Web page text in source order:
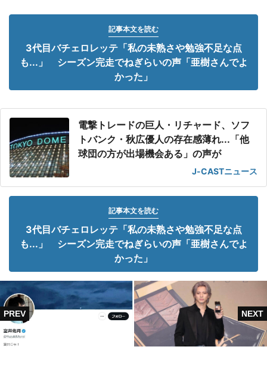
記事本文を読む
3代目バチェロレッテ「私の未熟さや勉強不足な点
も...」 シーズン完走でねぎらいの声「亜樹さんでよ
かった」
電撃トレードの巨人・リチャード、ソフ
トバンク・秋広優人の存在感薄れ...「他
球団の方が出場機会ある」の声が
J-CASTニュース
記事本文を読む
3代目バチェロレッテ「私の未熟さや勉強不足な点
も...」 シーズン完走でねぎらいの声「亜樹さんでよ
かった」